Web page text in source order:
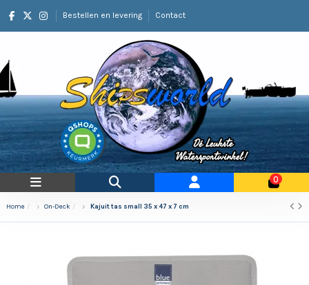
Bestellen en levering Contact
0
Home On-Deck Kajuit tas small 35 x 47 x 7 cm